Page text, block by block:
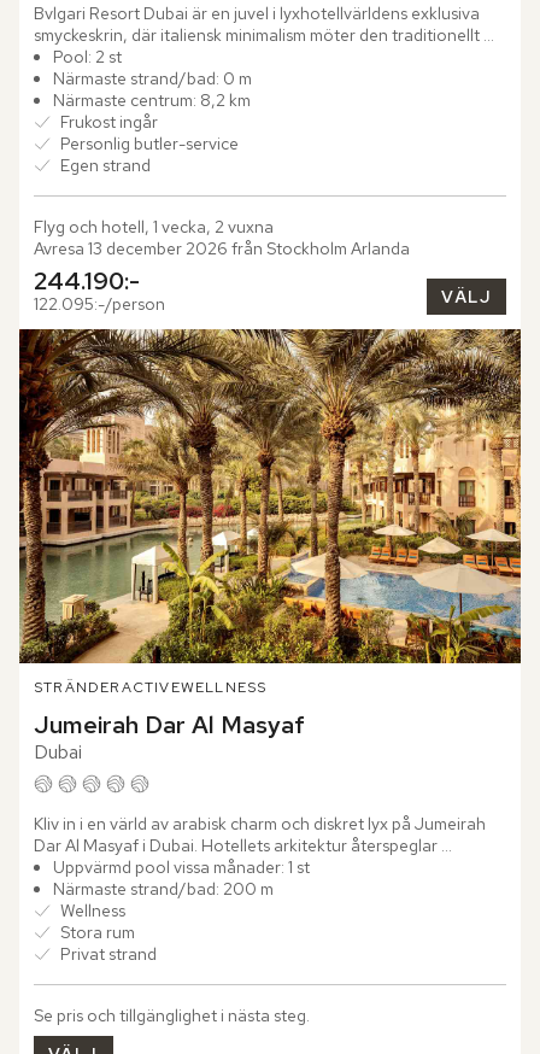
Bvlgari Resort Dubai är en juvel i lyxhotellvärldens exklusiva
smyckeskrin, där italiensk minimalism möter den traditionellt
extravaganta Mellanöstern. Med sitt läge på en privat ö...
Pool: 2 st
Närmaste strand/bad: 0 m
Närmaste centrum: 8,2 km
Frukost ingår
Personlig butler-service
Egen strand
Flyg och hotell, 1 vecka, 2 vuxna
Avresa 13 december 2026 från Stockholm Arlanda
244.190:-
122.095:-/person VÄLJ
STRÄNDERACTIVEWELLNESS
Jumeirah Dar Al Masyaf
Dubai
Kliv in i en värld av arabisk charm och diskret lyx på Jumeirah
Dar Al Masyaf i Dubai. Hotellets arkitektur återspeglar
regionens historia genom de villor inspirerade av lokal...
Uppvärmd pool vissa månader: 1 st
Närmaste strand/bad: 200 m
Wellness
Stora rum
Privat strand
Se pris och tillgänglighet i nästa steg.